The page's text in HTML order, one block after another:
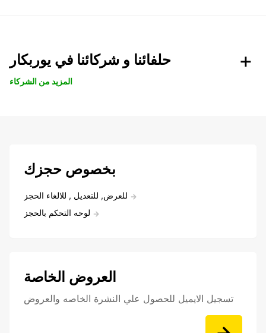
حلفائنا و شركائنا في يوربكار
المزيد من الشركاء
بخصوص حجزك
للعرض, للتعديل , للالغاء الحجز
لوحه التحكم بالحجز
العروض الخاصة
تسجيل الايميل للحصول علي النشرة الخاصه والعروض